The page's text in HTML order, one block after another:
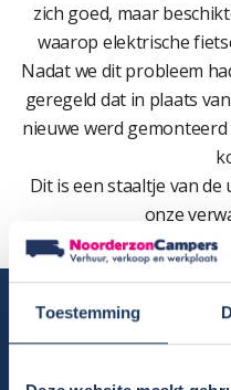
Toestemming
zich goed, maar
waarop elektrische
Nadat we dit probleem
geregeld dat in plaats
nieuwe werd
Dit is een staaltje van
onze
Gratis E-book – Tig Vragen